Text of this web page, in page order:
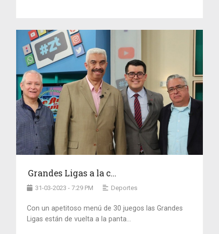
Grandes Ligas a la c...
31-03-2023 - 7:29 PM Deportes
Con un apetitoso menú de 30 juegos las Grandes
Ligas están de vuelta a la panta...